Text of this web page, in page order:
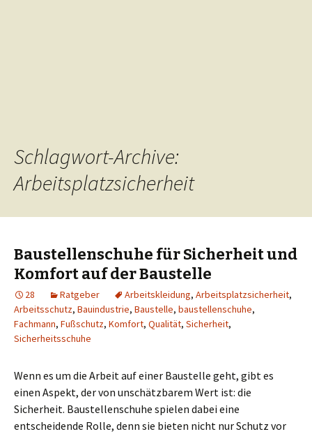
Schlagwort-Archive:
Arbeitsplatzsicherheit
Baustellenschuhe für Sicherheit und
Komfort auf der Baustelle
28 Ratgeber Arbeitskleidung, Arbeitsplatzsicherheit,
Arbeitsschutz, Bauindustrie, Baustelle, baustellenschuhe,
Fachmann, Fußschutz, Komfort, Qualität, Sicherheit,
Sicherheitsschuhe
Wenn es um die Arbeit auf einer Baustelle geht, gibt es
einen Aspekt, der von unschätzbarem Wert ist: die
Sicherheit. Baustellenschuhe spielen dabei eine
entscheidende Rolle, denn sie bieten nicht nur Schutz vor